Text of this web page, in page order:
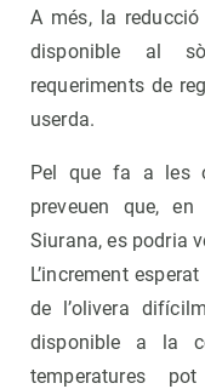
A més, la
disponible al
requeriments de
userda.
Pel que fa a les
preveuen que,
Siurana, es podria
L’increment
de l’olivera
disponible a la
temperatures